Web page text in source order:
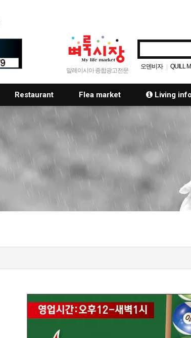
말레이시아 종합광고전문
오덴비자 | QUILL
Restaurant Flea market Living info